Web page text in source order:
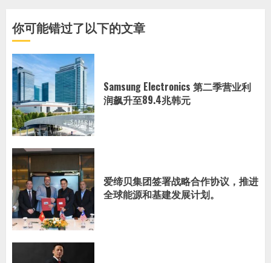
你可能错过了以下的文章
Samsung Electronics 第二季营业利
润飙升至89.4兆韩元
爱缔贝集团签署战略合作协议，推进
全球能源和基建发展计划。